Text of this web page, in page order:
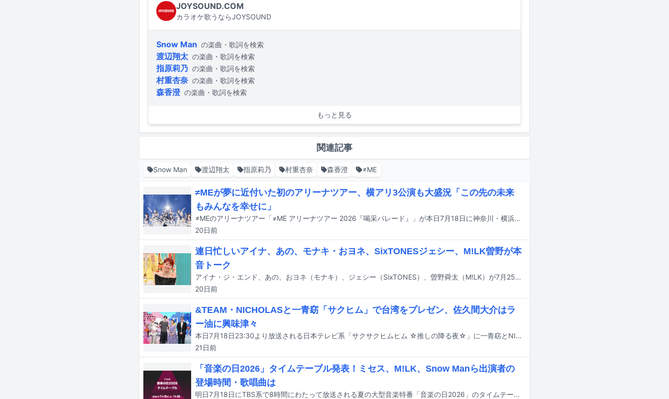
JOYSOUND.COM
カラオケ歌うならJOYSOUND
Snow Man の楽曲・歌詞を検索
渡辺翔太 の楽曲・歌詞を検索
指原莉乃 の楽曲・歌詞を検索
村重杏奈 の楽曲・歌詞を検索
森香澄 の楽曲・歌詞を検索
もっと見る
関連記事
Snow Man 渡辺翔太 指原莉乃 村重杏奈 森香澄 ≠ME
≠MEが夢に近付いた初のアリーナツアー、横アリ3公演も大盛況「この先の未来
もみんなを幸せに」
≠MEのアリーナツアー「≠ME アリーナツアー 2026『喝采パレード』」が本日7月18日に神奈川・横浜アリーナでファイナルを迎えた。
20日前
連日忙しいアイナ、あの、モナキ・おヨネ、SixTONESジェシー、M!LK曽野が本
音トーク
アイナ・ジ・エンド、あの、おヨネ（モナキ）、ジェシー（SixTONES）、曽野舜太（M!LK）が7月25日にTBS系で放送される番組「トーキング千鳥！」に出演する。
20日前
&TEAM・NICHOLASと一青窈「サクヒム」で台湾をプレゼン、佐久間大介はラ
ー油に興味津々
本日7月18日23:30より放送される日本テレビ系「サクサクヒムヒム ☆推しの降る夜☆」に一青窈とNICHOLAS（&TEAM）が出演する。
21日前
「音楽の日2026」タイムテーブル発表！ミセス、M!LK、Snow Manら出演者の
登場時間・歌唱曲は
明日7月18日にTBS系で8時間にわたって放送される夏の大型音楽特番「音楽の日2026」のタイムテーブルが発表された。